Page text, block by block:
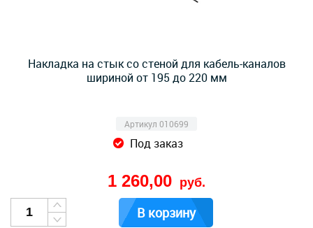
Накладка на стык со стеной для кабель-каналов
шириной от 195 до 220 мм
Артикул 010699
Под заказ
1 260,00 руб.
В корзину